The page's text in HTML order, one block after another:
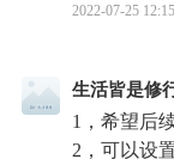
2022-07-25
生活皆是修
1，希望后
2，可以设